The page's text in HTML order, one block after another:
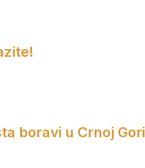
boravi u Crnoj Gori